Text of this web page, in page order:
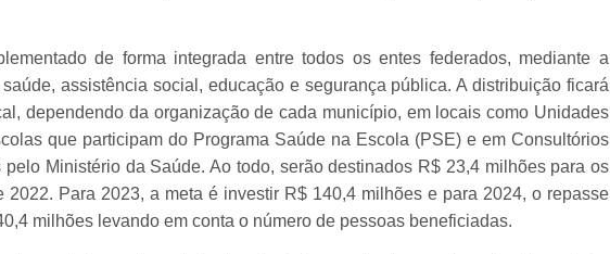
de forma integrada entre todos os entes federados, mediante a
assistência social, educação e segurança pública. A distribuição ficará
dependendo da organização de cada município, em locais como Unidades
que participam do Programa Saúde na Escola (PSE) e em Consultórios
pelo Ministério da Saúde. Ao todo, serão destinados R$ 23,4 milhões para os
2022. Para 2023, a meta é investir R$ 140,4 milhões e para 2024, o repasse
milhões levando em conta o número de pessoas beneficiadas.